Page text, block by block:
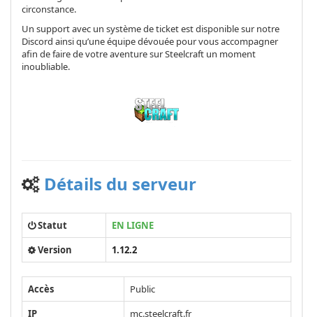
circonstance.
Un support avec un système de ticket est disponible sur notre
Discord ainsi qu’une équipe dévouée pour vous accompagner
afin de faire de votre aventure sur Steelcraft un moment
inoubliable.
Détails du serveur
Statut
EN LIGNE
Version
1.12.2
Accès
Public
IP
mc.steelcraft.fr